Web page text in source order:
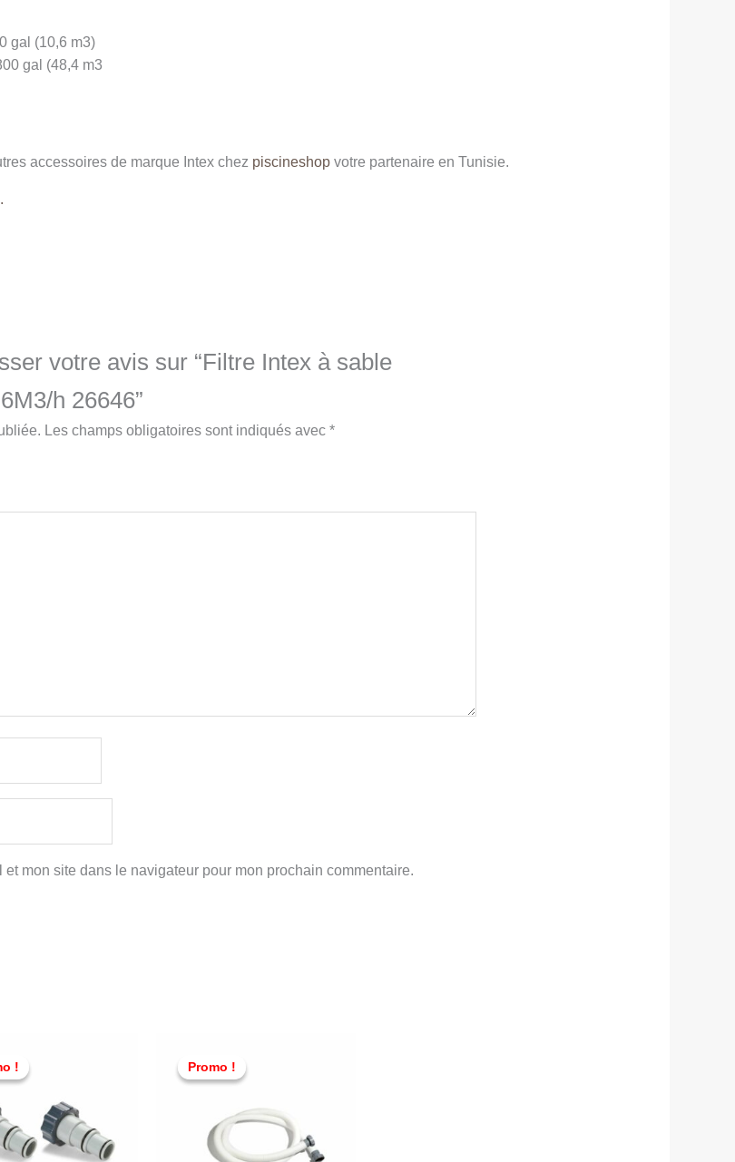
gal (10,6 m3)
gal (48,4 m3
accessoires de marque Intex chez piscineshopvotre partenaire en Tunisie.
votre avis sur “Filtre Intex à sable
h 26646”
Les champs obligatoires sont indiqués avec*
et mon site dans le navigateur pour mon prochain commentaire.
!
!initial
était :
59,000.
Promo !
Promo ! initial
TND
189,000.